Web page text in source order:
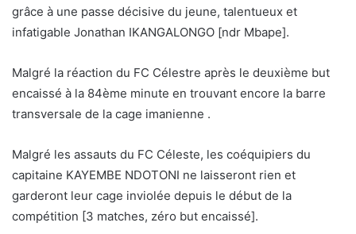
grâce à une passe décisive du jeune, talentueux et
infatigable Jonathan IKANGALONGO [ndr Mbape].
Malgré la réaction du FC Célestre après le deuxième but
encaissé à la 84ème minute en trouvant encore la barre
transversale de la cage imanienne .
Malgré les assauts du FC Céleste, les coéquipiers du
capitaine KAYEMBE NDOTONI ne laisseront rien et
garderont leur cage inviolée depuis le début de la
compétition [3 matches, zéro but encaissé].